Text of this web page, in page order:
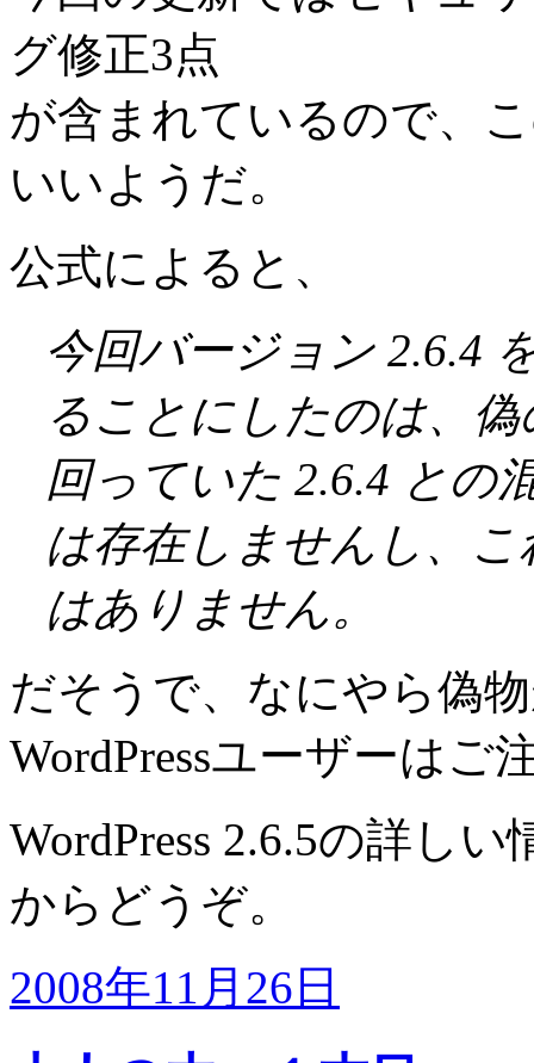
グ修正3点
が含まれているので、
いいようだ。
公式によると、
今回バージョン 2.6.4
ることにしたのは、
回っていた 2.6.4 との
は存在しませんし、
はありません。
だそうで、なにやら偽
WordPressユーザーはご
WordPress 2.6.5の詳しい
からどうぞ。
2008年11月26日